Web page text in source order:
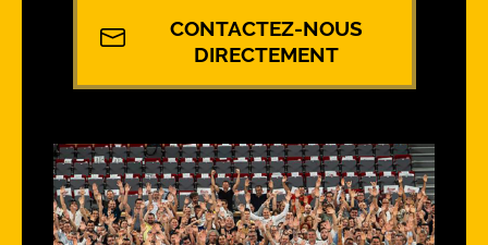
CONTACTEZ-NOUS
DIRECTEMENT